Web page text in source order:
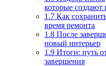
которые создают
1.7 Как
время ремонта
1.8 После
новый интерьер
1.9 Итоги: путь
завершения